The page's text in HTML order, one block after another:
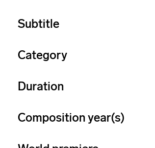
Subtitle
Category
Duration
Composition year(s)